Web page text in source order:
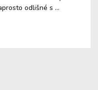
odlišné s ...